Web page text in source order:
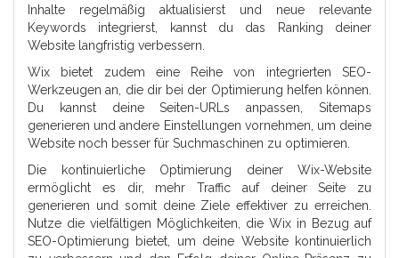
Inhalte regelmäßig aktualisierst und neue relevante
Keywords integrierst, kannst du das Ranking deiner
Website langfristig verbessern.
Wix bietet zudem eine Reihe von integrierten SEO-
Werkzeugen an, die dir bei der Optimierung helfen können.
Du kannst deine Seiten-URLs anpassen, Sitemaps
generieren und andere Einstellungen vornehmen, um deine
Website noch besser für Suchmaschinen zu optimieren.
Die kontinuierliche Optimierung deiner Wix-Website
ermöglicht es dir, mehr Traffic auf deiner Seite zu
generieren und somit deine Ziele effektiver zu erreichen.
Nutze die vielfältigen Möglichkeiten, die Wix in Bezug auf
SEO-Optimierung bietet, um deine Website kontinuierlich